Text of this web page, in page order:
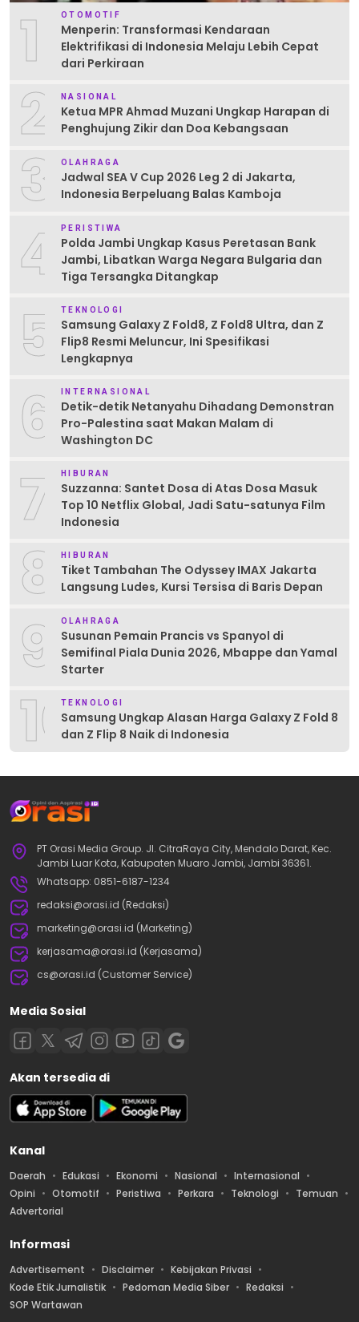
1 OTOMOTIF
Menperin: Transformasi Kendaraan
Elektrifikasi di Indonesia Melaju Lebih Cepat
dari Perkiraan
2 NASIONAL
Ketua MPR Ahmad Muzani Ungkap Harapan di
Penghujung Zikir dan Doa Kebangsaan
3 OLAHRAGA
Jadwal SEA V Cup 2026 Leg 2 di Jakarta,
Indonesia Berpeluang Balas Kamboja
4 PERISTIWA
Polda Jambi Ungkap Kasus Peretasan Bank
Jambi, Libatkan Warga Negara Bulgaria dan
Tiga Tersangka Ditangkap
5 TEKNOLOGI
Samsung Galaxy Z Fold8, Z Fold8 Ultra, dan Z
Flip8 Resmi Meluncur, Ini Spesifikasi
Lengkapnya
6 INTERNASIONAL
Detik-detik Netanyahu Dihadang Demonstran
Pro-Palestina saat Makan Malam di
Washington DC
7 HIBURAN
Suzzanna: Santet Dosa di Atas Dosa Masuk
Top 10 Netflix Global, Jadi Satu-satunya Film
Indonesia
8 HIBURAN
Tiket Tambahan The Odyssey IMAX Jakarta
Langsung Ludes, Kursi Tersisa di Baris Depan
9 OLAHRAGA
Susunan Pemain Prancis vs Spanyol di
Semifinal Piala Dunia 2026, Mbappe dan Yamal
Starter
10TEKNOLOGI
Samsung Ungkap Alasan Harga Galaxy Z Fold 8
dan Z Flip 8 Naik di Indonesia
PT Orasi Media Group. Jl. CitraRaya City, Mendalo Darat, Kec.
Jambi Luar Kota, Kabupaten Muaro Jambi, Jambi 36361.
Whatsapp: 0851-6187-1234
redaksi@orasi.id (Redaksi)
marketing@orasi.id (Marketing)
kerjasama@orasi.id (Kerjasama)
cs@orasi.id (Customer Service)
Media Sosial
Akan tersedia di
Kanal
Daerah Edukasi Ekonomi Nasional
Internasional
Opini
Otomotif Peristiwa Perkara Teknologi
Temuan
Advertorial
Informasi
Advertisement Disclaimer
Kebijakan Privasi
Kode Etik Jurnalistik
Pedoman Media Siber
Redaksi
SOP Wartawan